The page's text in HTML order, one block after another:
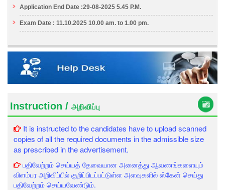
Application End Date :29-08-2025 5.45 P.M.
Exam Date : 11.10.2025 10.00 am. to 1.00 pm.
Instruction / அறிவிப்பு
It is instructed to the candidates have to upload scanned
copies of all the required documents in the admissible size
as prescribed in the advertisement.
பதிவேற்றம் செய்யத் தேவையான அனைத்து ஆவணங்களையும்
விளம்பர அறிவிப்பில் குறிப்பிடப்பட்டுள்ள அளவுகளில் ஸ்கேன் செய்து
பதிவேற்றம் செய்யவேண்டும்.